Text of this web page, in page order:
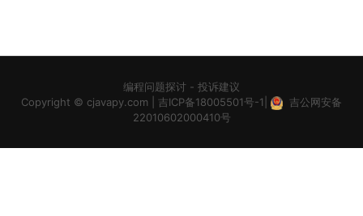
编程问题探讨 - 投诉建议
Copyright © cjavapy.com 吉ICP备18005501号-1
吉公网安备
22010602000410号